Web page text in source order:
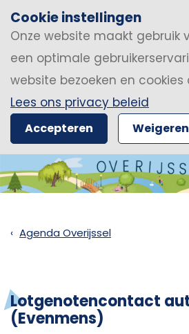
Cookie instellingen
Onze website maakt gebruik
een optimale
website bezoeken en
Lees ons privacy beleid
Accepteren Weigeren
Agenda Overijssel
Lotgenotencontact
(Evenmens)